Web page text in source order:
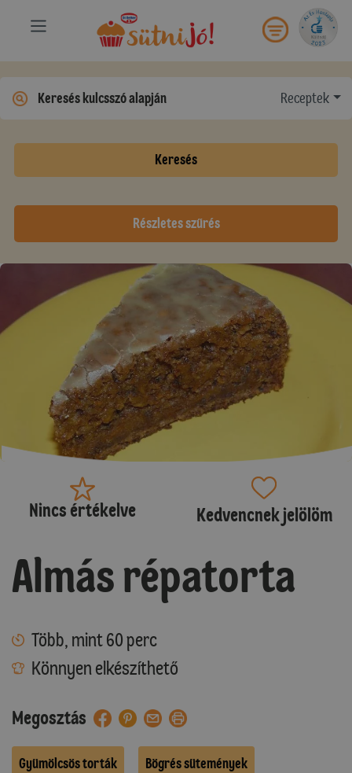
Receptek
Keresés
Részletes szűrés
Nincs értékelve Kedvencnek jelölöm
Almás répatorta
Több, mint 60 perc
Könnyen elkészíthető
Megosztás
Gyümölcsös torták Bögrés sütemények